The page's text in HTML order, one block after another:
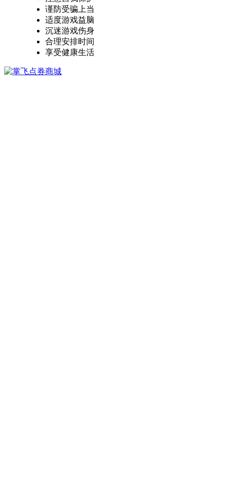
谨防受骗上当
适度游戏益脑
沉迷游戏伤身
合理安排时间
享受健康生活